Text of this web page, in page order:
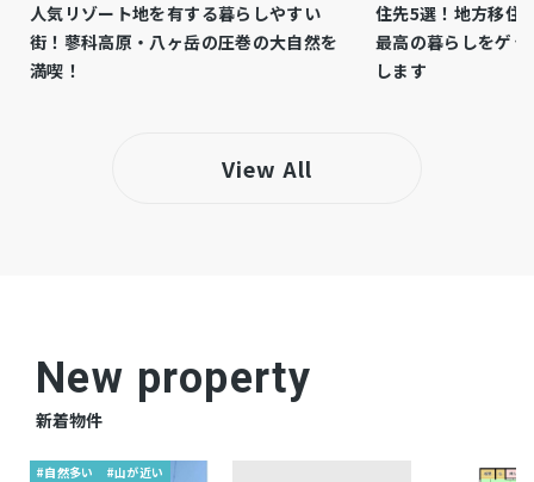
取引態様 仲介
人気リゾート地を有する暮らしやすい
街！蓼科高原・八ヶ岳の圧巻の大自然を
満喫！
住先5選！地方移住
最高の暮らしをゲ
します
View All
New property
新着物件
#自然多い
#山が近い